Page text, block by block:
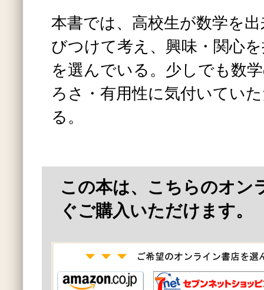
本書では、高校生が数学を
びつけて考え、興味・関心
を選んでいる。少しでも数
ろさ・有用性に気付いてい
る。
この本は、こちらのオン
ぐご購入いただけます。